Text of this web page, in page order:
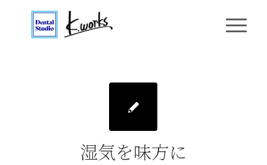
湿気を味方に